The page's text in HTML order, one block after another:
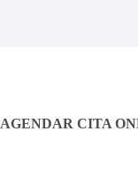
AGENDAR CITA